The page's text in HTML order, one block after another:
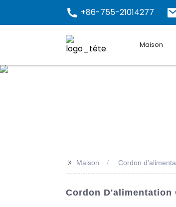
+86-755-21014277
Maison
>> Maison Cordon
Cordon D'alimentation